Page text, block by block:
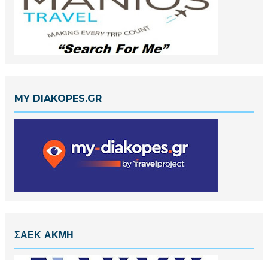
MY DIAKOPES.GR
ΣΑΕΚ ΑΚΜΗ